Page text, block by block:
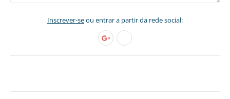
Inscrever-seou entrar a partir da rede social: